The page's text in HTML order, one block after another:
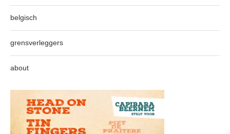
belgisch
grensverleggers
about